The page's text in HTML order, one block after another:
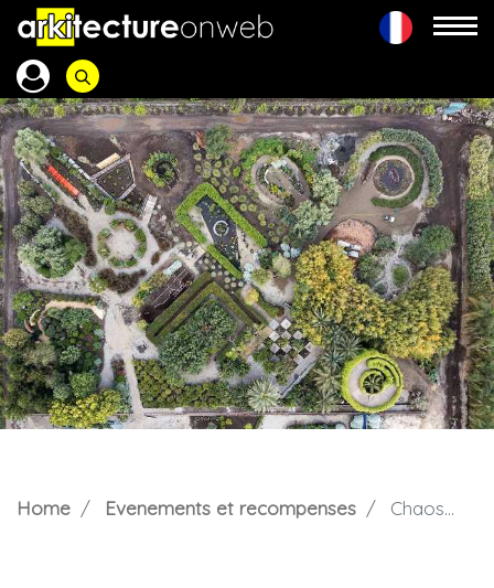
Home Evenements et recompenses Chaos et ordre dans le jardin méditerranéen. Festival du jardin Radicepura 2025.